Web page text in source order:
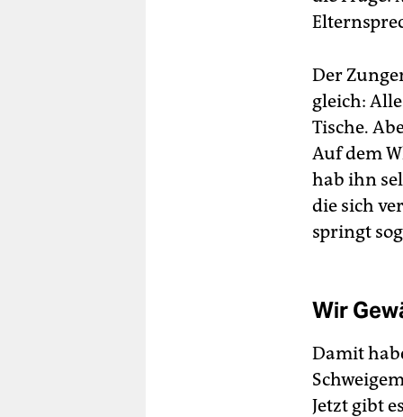
Der
gleich:
Tische.
Auf dem
hab ihn
die sich
springt
Wir
Damit
Jetzt gibt